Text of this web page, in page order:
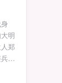
明
郑
修